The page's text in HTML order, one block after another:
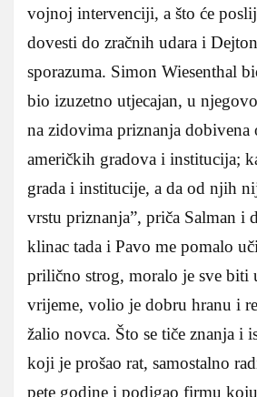
vojnoj intervenciji, a što će
dovesti do zračnih udara i
sporazuma. Simon Wiesenthal
bio izuzetno utjecajan, u
na zidovima priznanja dobivena
američkih gradova i institucija;
grada i institucije, a da od njih
vrstu priznanja”, priča Salman i
klinac tada i Pavo me pomalo
prilično strog, moralo je sve biti
vrijeme, volio je dobru hranu i
žalio novca. Što se tiče znanja i
koji je prošao rat, samostalno
pete godine i podigao firmu